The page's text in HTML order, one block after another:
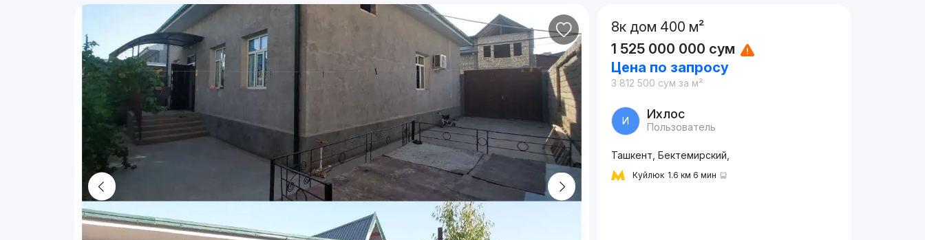
8к дом 400 м²
1 525 000 000 сум
Цена по запросу
3 812 500 сум за м²
И Ихлос
Пользователь
Ташкент, Бектемирский,
Куйлюк 1.6 км 6 мин